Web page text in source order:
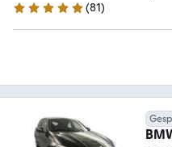
5 Sterne
(81)